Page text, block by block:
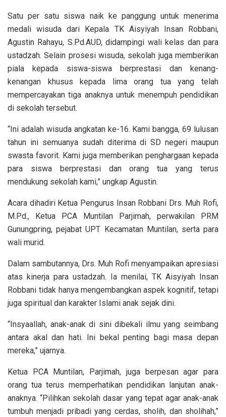
Satu per satu siswa naik ke panggung untuk menerima
medali wisuda dari Kepala TK Aisyiyah Insan Robbani,
Agustin Rahayu, S.Pd.AUD, didampingi wali kelas dan para
ustadzah. Selain prosesi wisuda, sekolah juga memberikan
piala kepada siswa-siswa berprestasi dan kenang-
kenangan khusus kepada lima orang tua yang telah
mempercayakan tiga anaknya untuk menempuh pendidikan
di sekolah tersebut.
“Ini adalah wisuda angkatan ke-16. Kami bangga, 69 lulusan
tahun ini semuanya sudah diterima di SD negeri maupun
swasta favorit. Kami juga memberikan penghargaan kepada
para siswa berprestasi dan orang tua yang terus
mendukung sekolah kami,” ungkap Agustin.
Acara dihadiri Ketua Pengurus Insan Robbani Drs. Muh Rofi,
M.Pd., Ketua PCA Muntilan Parjimah, perwakilan PRM
Gunungpring, pejabat UPT Kecamatan Muntilan, serta para
wali murid.
Dalam sambutannya, Drs. Muh Rofi menyampaikan apresiasi
atas kinerja para ustadzah. Ia menilai, TK Aisyiyah Insan
Robbani tidak hanya mengembangkan aspek kognitif, tetapi
juga spiritual dan karakter Islami anak sejak dini.
“Insyaallah, anak-anak di sini dibekali ilmu yang seimbang
antara akal dan hati. Ini bekal penting bagi masa depan
mereka,” ujarnya.
Ketua PCA Muntilan, Parjimah, juga berpesan agar para
orang tua terus memperhatikan pendidikan lanjutan anak-
anaknya. “Pilihkan sekolah dasar yang tepat agar anak-anak
tumbuh menjadi pribadi yang cerdas, sholih, dan sholihah,”